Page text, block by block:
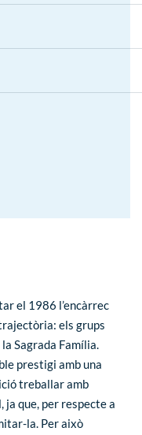
el 1986 l’encàrrec
els grups
Sagrada Família.
prestigi amb una
treballar amb
que, per respecte a
la. Per això